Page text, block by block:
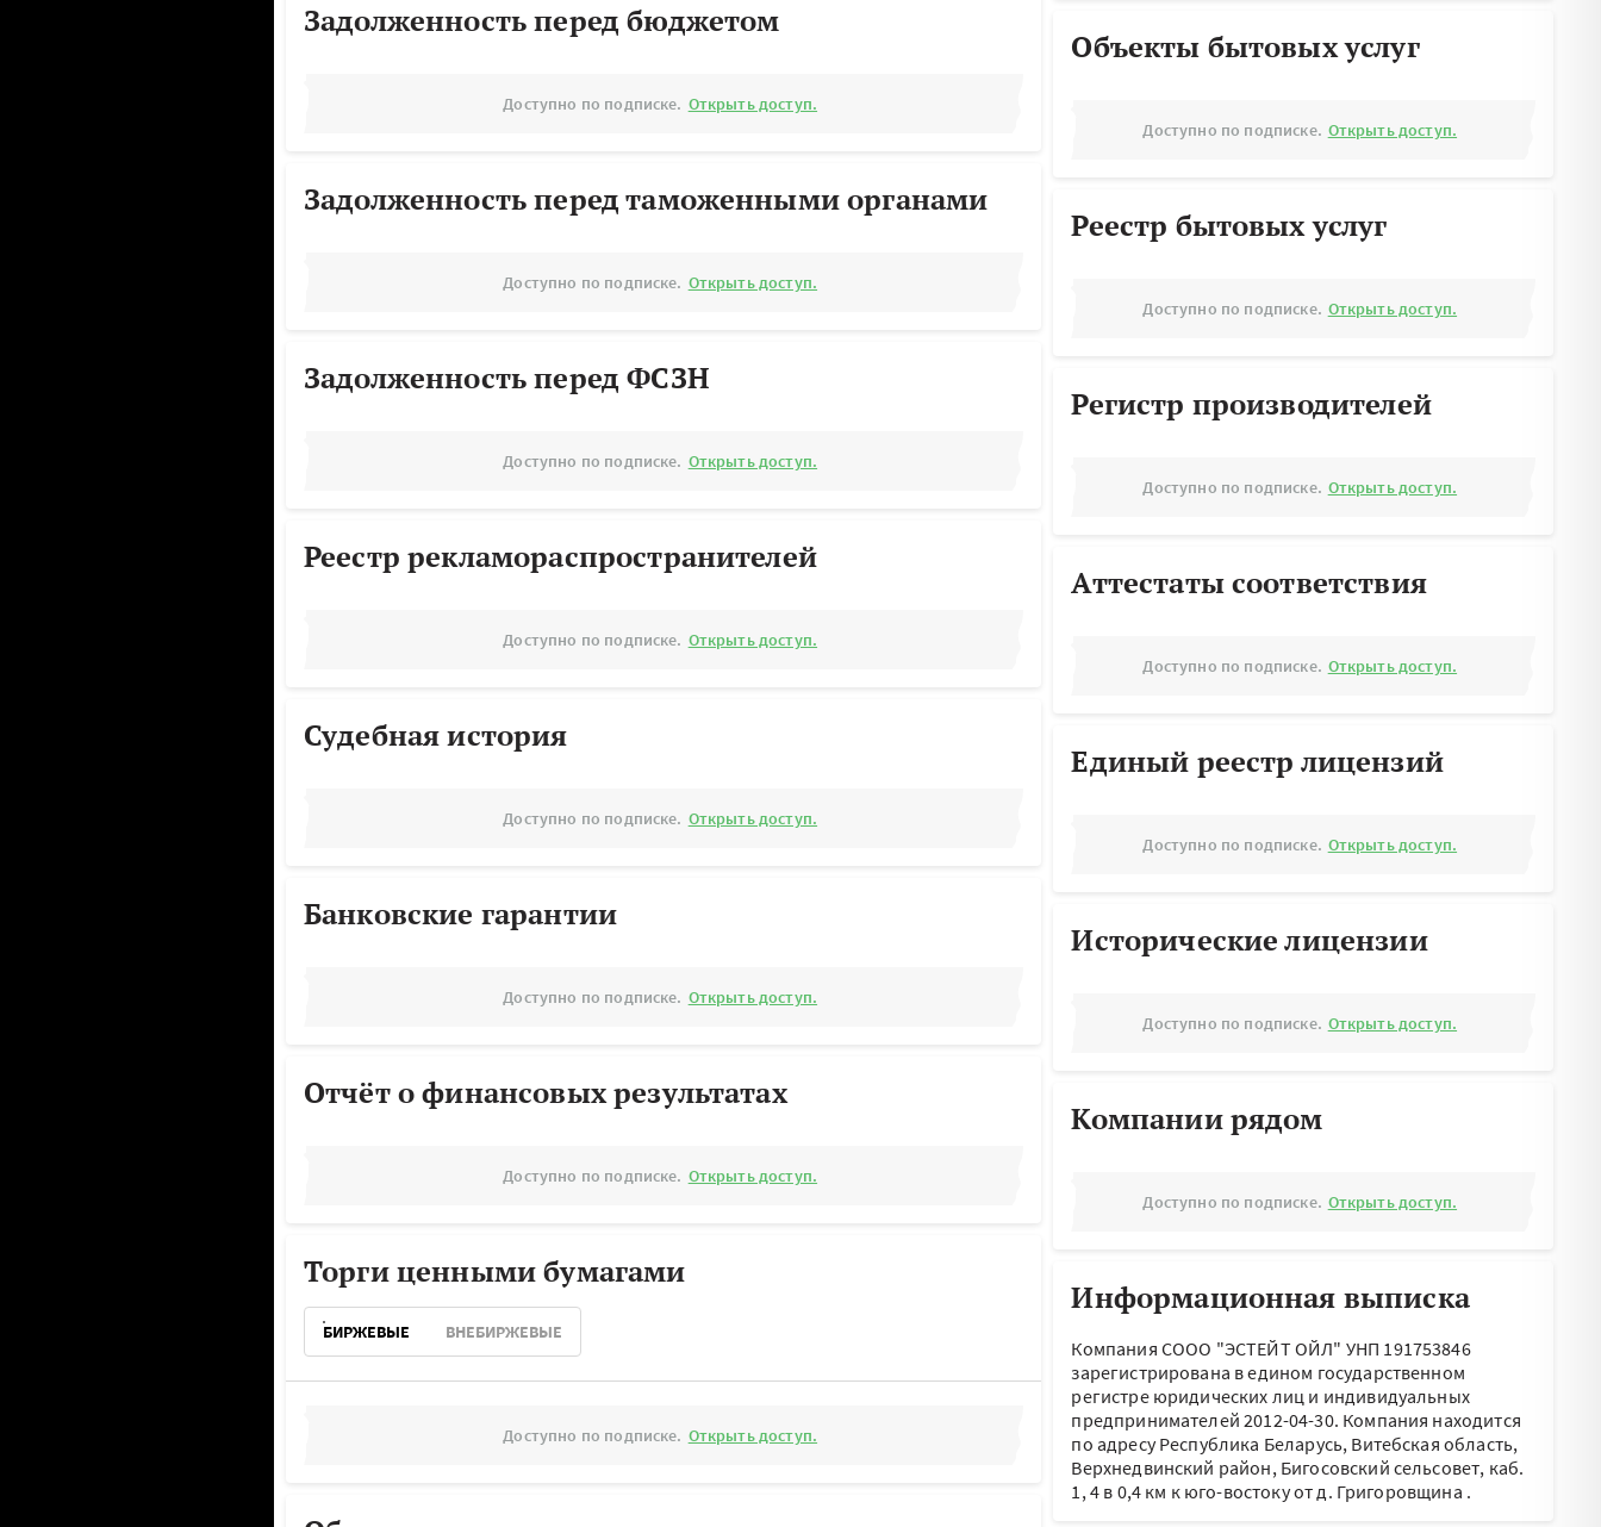
Задолженность перед бюджетом
Доступно по подписке. Открыть доступ.
Задолженность перед таможенными органами
Доступно по подписке. Открыть доступ.
Задолженность перед ФСЗН
Доступно по подписке. Открыть доступ.
Реестр рекламораспространителей
Доступно по подписке. Открыть доступ.
Судебная история
Доступно по подписке. Открыть доступ.
Банковские гарантии
Доступно по подписке. Открыть доступ.
Отчёт о финансовых результатах
Доступно по подписке. Открыть доступ.
Торги ценными бумагами
БИРЖЕВЫЕ ВНЕБИРЖЕВЫЕ
Доступно по подписке. Открыть доступ.
Объекты бытовых услуг
Доступно по подписке. Открыть доступ.
Реестр бытовых услуг
Доступно по подписке. Открыть доступ.
Регистр производителей
Доступно по подписке. Открыть доступ.
Аттестаты соответствия
Доступно по подписке. Открыть доступ.
Единый реестр лицензий
Доступно по подписке. Открыть доступ.
Исторические лицензии
Доступно по подписке. Открыть доступ.
Компании рядом
Доступно по подписке. Открыть доступ.
Информационная выписка
Компания СООО "ЭСТЕЙТ ОЙЛ" УНП 191753846
зарегистрирована в едином государственном
регистре юридических лиц и индивидуальных
предпринимателей 2012-04-30. Компания находится
по адресуРеспублика Беларусь, Витебская область,
Верхнедвинский район, Бигосовский сельсовет, каб.
1, 4 в 0,4 км к юго-востоку от д. Григоровщина .